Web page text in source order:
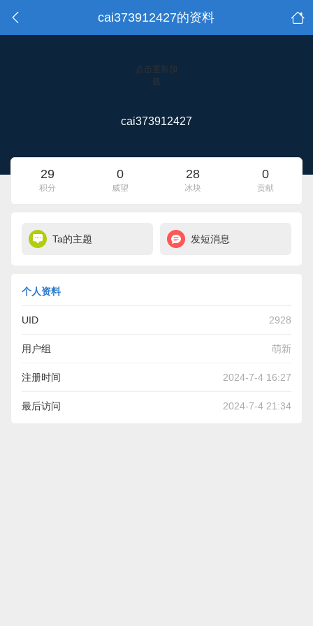
cai373912427的资料
点击重新加
载
cai373912427
29
积分
0
威望
28
冰块
0
贡献
Ta的主题 发短消息
个人资料
UID 2928
用户组 萌新
注册时间 2024-7-4 16:27
最后访问 2024-7-4 21:34